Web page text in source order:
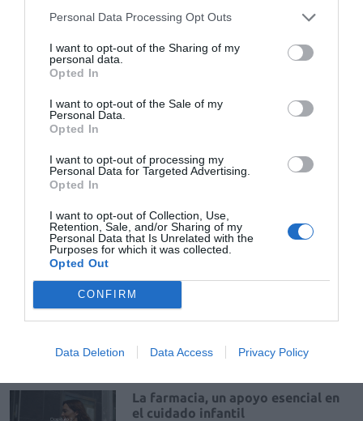
Personal Data Processing Opt Outs
I want to opt-out of the Sharing of my
personal data.
Opted In
I want to opt-out of the Sale of my
Personal Data.
Opted In
I want to opt-out of processing my
Personal Data for Targeted Advertising.
Opted In
I want to opt-out of Collection, Use,
Retention, Sale, and/or Sharing of my
Personal Data that Is Unrelated with the
Purposes for which it was collected.
Opted Out
CONFIRM
Data Deletion Data Access Privacy Policy
dispensación
Destacados
La venta online de medicamentos
trazabilidad
DIGITAL Isabel Marín Moral 28/07/2026
Récord de comunicaciones para el
24 Congreso Nacional
Farmacéutico de Oviedo
NOTICIAS Y NOVEDADES
La farmacia, un apoyo esencial en
el cuidado infantil